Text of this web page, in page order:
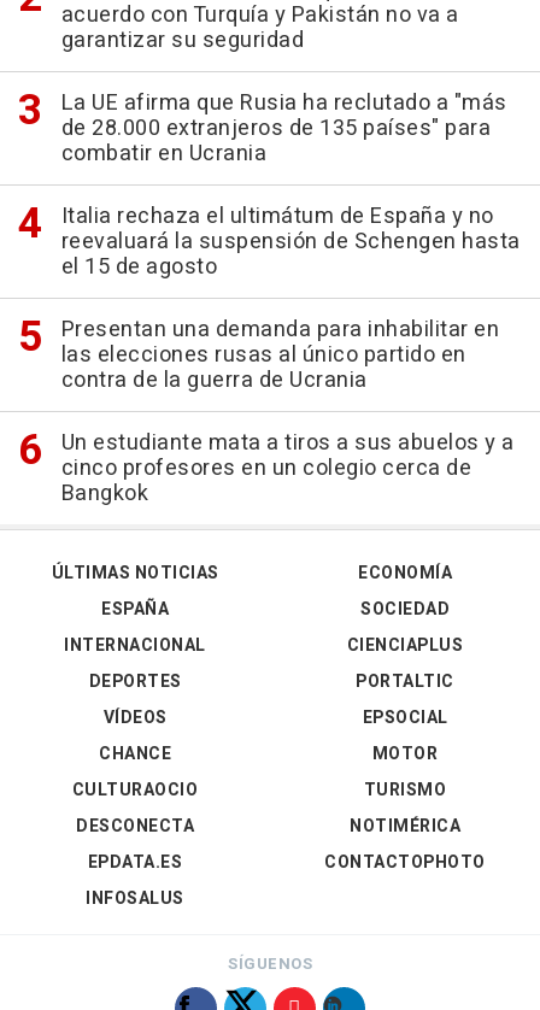
acuerdo con Turquía y Pakistán no va a
garantizar su seguridad
La UE afirma que Rusia ha reclutado a "más
de 28.000 extranjeros de 135 países" para
combatir en Ucrania
Italia rechaza el ultimátum de España y no
reevaluará la suspensión de Schengen hasta
el 15 de agosto
Presentan una demanda para inhabilitar en
las elecciones rusas al único partido en
contra de la guerra de Ucrania
Un estudiante mata a tiros a sus abuelos y a
cinco profesores en un colegio cerca de
Bangkok
ÚLTIMAS NOTICIAS
ESPAÑA
INTERNACIONAL
DEPORTES
VÍDEOS
ECONOMÍA
SOCIEDAD
CIENCIAPLUS
PORTALTIC
EPSOCIAL
CHANCE
CULTURAOCIO
DESCONECTA
EPDATA.ES
INFOSALUS
MOTOR
TURISMO
NOTIMÉRICA
CONTACTOPHOTO
SÍGUENOS